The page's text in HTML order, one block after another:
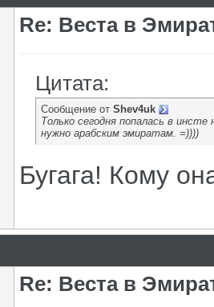
Re: Веста в
Цитата:
Сообщение от Shev4uk
Только сегодня попалась в
нужно арабским эмиратам. =))))
Бугага! Кому
Re: Веста в